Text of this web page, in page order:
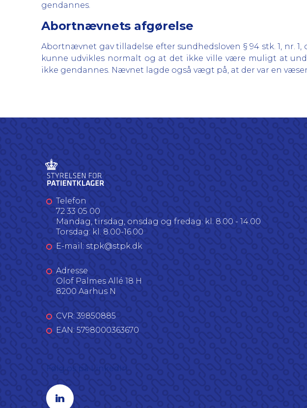
gendannes.
Abortnævnets afgørelse
Abortnævnet gav tilladelse efter sundhedsloven § 94 stk. 1, nr.
kunne udvikles normalt og at det ikke ville være muligt at
ikke gendannes. Nævnet lagde også vægt på, at der var en
Telefon
72 33 05 00
Mandag, tirsdag, onsdag og fredag: kl. 8.00 - 14.00
Torsdag: kl. 8.00-16.00
E-mail: stpk@stpk.dk
Adresse
Olof Palmes Allé 18 H
8200 Aarhus N
CVR: 39850885
EAN: 5798000363670
Linkedin profil